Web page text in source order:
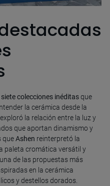
siete colecciones inéditasque
la cerámica desde la
la relación entre la luz y
que aportan dinamismo y
queAshen reinterpretó la
paleta cromática versátil y
de las propuestas más
en la cerámica
y destellos dorados.